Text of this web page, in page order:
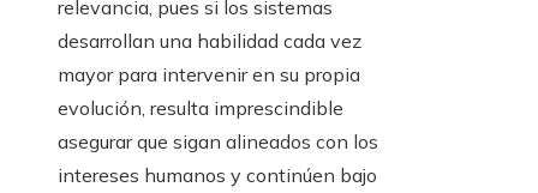
relevancia, pues si los sistemas
desarrollan una habilidad cada vez
mayor para intervenir en su propia
evolución, resulta imprescindible
asegurar que sigan alineados con los
intereses humanos y continúen bajo